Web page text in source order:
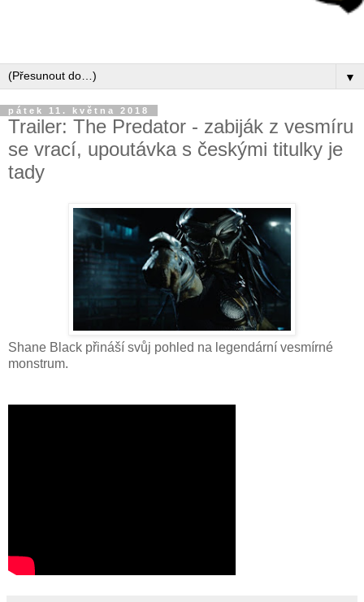
▼
pátek 11. května 2018
Trailer: The Predator - zabiják z vesmíru
se vrací, upoutávka s českými titulky je
tady
Shane Black přináší svůj pohled na legendární vesmírné
monstrum.